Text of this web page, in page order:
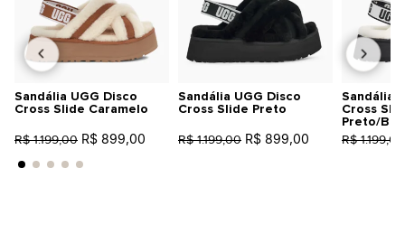
Sandália UGG Disco
Cross Slide Caramelo
R$ 1.199,00 R$ 899,00
Sandália UGG Disco
Cross Slide Preto
R$ 1.199,00 R$ 899,00
Sandália
Cross
Preto/
R$ 1.199,00